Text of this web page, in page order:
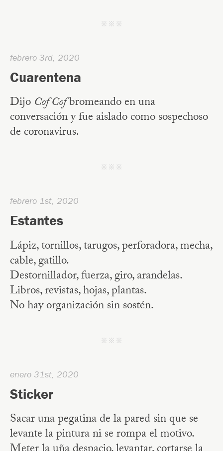
j j j
febrero 3rd, 2020
Cuarentena
Dijo Cof Cofbromeando en una
conversación y fue aislado como sospechoso
de coronavirus.
j j j
febrero 1st, 2020
Estantes
Lápiz, tornillos, tarugos, perforadora, mecha,
cable, gatillo.
Destornillador, fuerza, giro, arandelas.
Libros, revistas, hojas, plantas.
No hay organización sin sostén.
j j j
enero 31st, 2020
Sticker
Sacar una pegatina de la pared sin que se
levante la pintura ni se rompa el motivo.